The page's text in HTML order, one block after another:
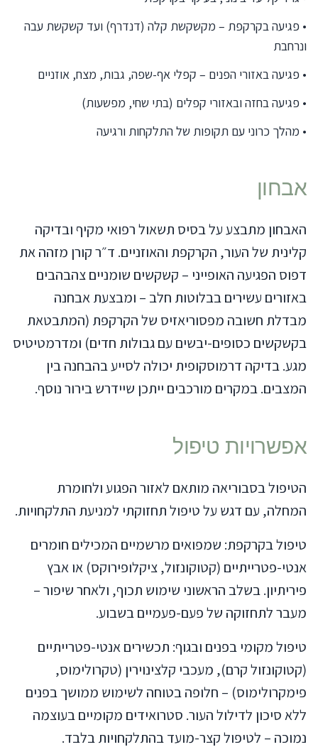
• פגיעה בקרקפת – מקשקשת קלה (דנדרף) ועד קשקשת עבה
ונרחבת
• פגיעה באזורי הפנים – קפלי אף-שפה, גבות, מצח, אוזניים
• פגיעה בחזה ובאזורי קפלים (בתי שחי, מפשעות)
• מהלך כרוני עם תקופות של התלקחות ורגיעה
אבחון
האבחון מתבצע על בסיס תשאול רפואי מקיף ובדיקה
קלינית של העור, הקרקפת והאוזניים. ד״ר קורן מזהה את
דפוס הפגיעה האופייני – קשקשים שומניים צהבהבים
באזורים עשירים בבלוטות חלב – ומבצעת אבחנה
מבדלת חשובה מפסוריאזיס של הקרקפת (המתבטאת
בקשקשים כסופים-יבשים עם גבולות חדים) ומדרמטיטיס
מגע. בדיקה דרמוסקופית יכולה לסייע בהבחנה בין
המצבים. במקרים מורכבים ייתכן שיידרש בירור נוסף.
אפשרויות טיפול
הטיפול בסבוריאה מותאם לאזור הפגוע ולחומרת
המחלה, עם דגש על טיפול תחזוקתי למניעת התלקחויות.
טיפול בקרקפת: שמפואים מרשמיים המכילים חומרים
אנטי-פטרייתיים (קטוקונזול, ציקלופירוקס) או אבץ
פיריתיון. בשלב הראשוני שימוש תכוף, ולאחר שיפור –
מעבר לתחזוקה של פעם-פעמיים בשבוע.
טיפול מקומי בפנים ובגוף: תכשירים אנטי-פטרייתיים
(קטוקונזול קרם), מעכבי קלצינוירין (טקרולימוס,
פימקרולימוס) – חלופה בטוחה לשימוש ממושך בפנים
ללא סיכון לדילול העור. סטרואידים מקומיים בעוצמה
נמוכה – לטיפול קצר-מועד בהתלקחויות בלבד.